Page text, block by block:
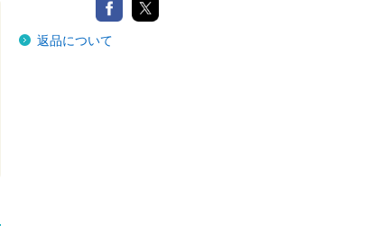
次元上昇をリード
する３６５日
返品について